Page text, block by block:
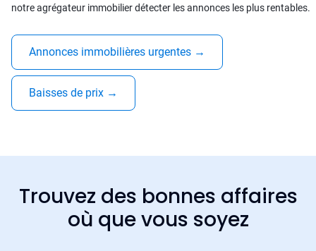
notre agrégateur immobilier détecter les annonces les plus rentables.
Annonces immobilières urgentes →
Baisses de prix →
Trouvez des bonnes affaires
où que vous soyez